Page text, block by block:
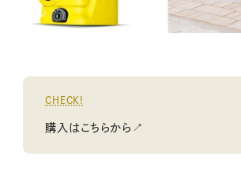
CHECK!
購入はこちらから↗